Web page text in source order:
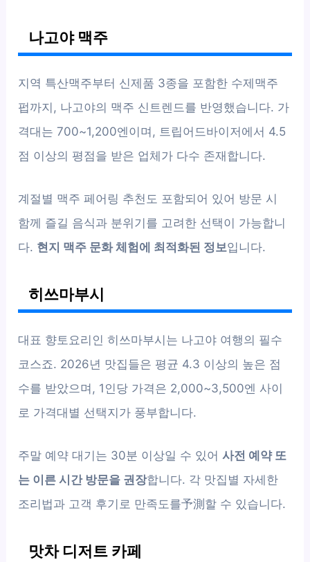
나고야 맥주
지역 특산맥주부터 신제품 3종을 포함한 수제맥주
펍까지, 나고야의 맥주 신트렌드를 반영했습니다. 가
격대는 700~1,200엔이며, 트립어드바이저에서 4.5
점 이상의 평점을 받은 업체가 다수 존재합니다.
계절별 맥주 페어링 추천도 포함되어 있어 방문 시
함께 즐길 음식과 분위기를 고려한 선택이 가능합니
다. 현지 맥주 문화 체험에 최적화된 정보입니다.
히쓰마부시
대표 향토요리인 히쓰마부시는 나고야 여행의 필수
코스죠. 2026년 맛집들은 평균 4.3 이상의 높은 점
수를 받았으며, 1인당 가격은 2,000~3,500엔 사이
로 가격대별 선택지가 풍부합니다.
주말 예약 대기는 30분 이상일 수 있어사전 예약 또
는 이른 시간 방문을 권장합니다. 각 맛집별 자세한
조리법과 고객 후기로 만족도를予測할 수 있습니다.
맛차 디저트 카페